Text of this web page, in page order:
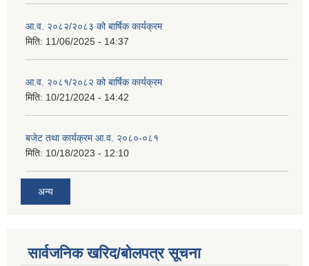
आ.व. २०८२/२०८३ को बार्षिक कार्यक्रम
मिति: 11/06/2025 - 14:37
आ.व. २०८१/२०८२ को बार्षिक कार्यक्रम
मिति: 10/21/2024 - 14:42
बजेट तथा कार्यक्रम आ.व. २०८०-०८१
मिति: 10/18/2023 - 12:10
अन्य
सार्वजनिक खरिद/बोलपत्र सूचना